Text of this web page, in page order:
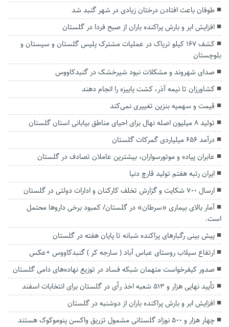
طوفان باعث افتادن درختان زیادی در شهر گنبد شد
افزایش ابر و بارش پراکنده باران از صبح فردا در گلستان
کشف ۱۶۷ کیلو تریاک در عملیات مشترک پلیس گلستان و سیستان و
بلوچستان
صدای شهروند و مشکلات نبود شیرخشک در گنبدکاووس
کشاورزان تا نیمه آذر، کشت پاییزه را انجام دهند
قیمت و سهمیه بنزین تغییری نمی‌کند
تولید ۸ میلیون اصله نهال برای احیای مناطق بیابانی استان گلستان
درآمد ۶۵۶ میلیاردی گمرکات گلستان
عابران پیاده و موتورسواران، بیشترین عاملان تصادف در گلستان
ایران رتبه هفتم تولید قارچ دنیا
ارسال ۷۰۰ شکایت و گزارش تخلف کارکنان و ادارات دولتی در گلستان
آمار بالای بیماری «سرطان» در گلستان/ کمبود برخی داروها محتمل
است‌.
پیش بینی رگبار‌های پراکنده شبانه تا پایان هفته در گلستان
ارتفاع سیلاب روستای عباس آباد ( سارجه کر ) گنبدکاووس +عکس
صدور کیفرخواست متهمان شبکه فساد در توزیع نهاده‌های دامی گلستان
تأیید نهایی هزار و ۵۱۳ شعبه اخذ رأی در گلستان برای انتخابات اسفند
افزایش ابر و بارش پراکنده باران از دوشنبه در گلستان
چهار هزار و ۵۰۰ نوزاد گلستانی مشمول تزریق واکسن پنوموکوک هستند